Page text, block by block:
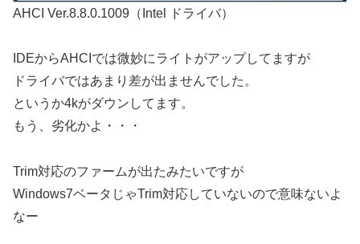
AHCI Ver.8.8.0.1009（Intel ドライバ）
IDEからAHCIでは微妙にライトがアップしてますが
ドライバではあまり差が出ませんでした。
というか4kがダウンしてます。
もう、劣化かよ・・・
Trim対応のファームが出たみたいですが
Windows7ベータじゃTrim対応していないので意味ないよ
なー